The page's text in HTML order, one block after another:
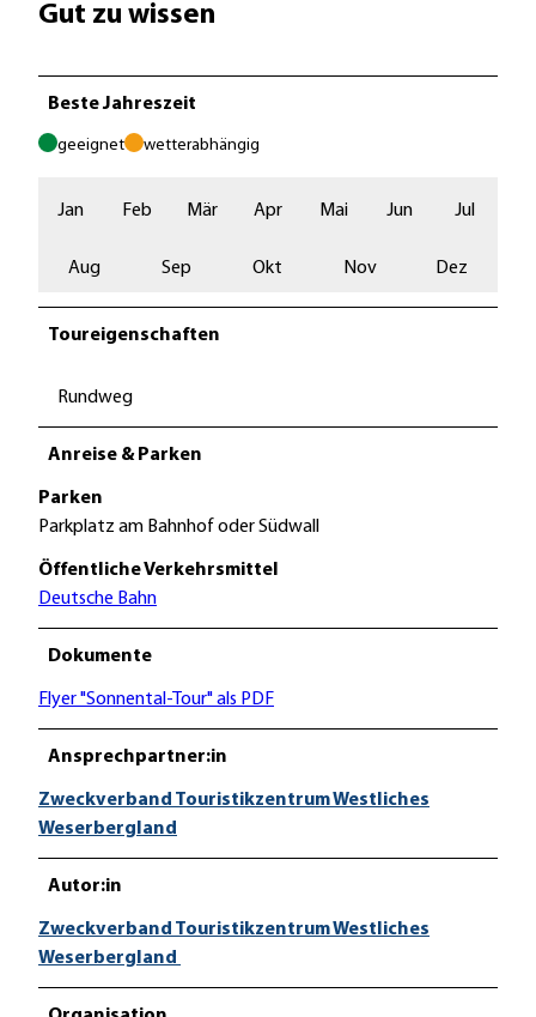
Gut zu wissen
Beste Jahreszeit
geeignet wetterabhängig
Jan Feb Mär Apr Mai Jun Jul
Aug Sep Okt Nov Dez
Toureigenschaften
Rundweg
Anreise & Parken
Parken
Parkplatz am Bahnhof oder Südwall
Öffentliche Verkehrsmittel
Deutsche Bahn
Dokumente
Flyer "Sonnental-Tour" als PDF
Ansprechpartner:in
Zweckverband Touristikzentrum Westliches
Weserbergland
Autor:in
Zweckverband Touristikzentrum Westliches
Weserbergland